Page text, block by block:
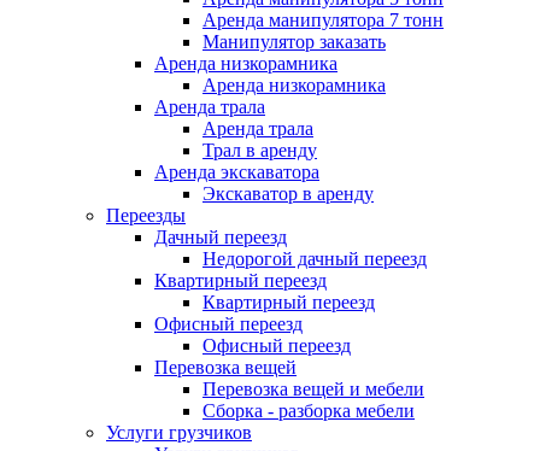
Аренда манипулятора 7 тонн
Манипулятор заказать
Аренда низкорамника
Аренда низкорамника
Аренда трала
Аренда трала
Трал в аренду
Аренда экскаватора
Экскаватор в аренду
Переезды
Дачный переезд
Недорогой дачный переезд
Квартирный переезд
Квартирный переезд
Офисный переезд
Офисный переезд
Перевозка вещей
Перевозка вещей и мебели
Сборка - разборка мебели
Услуги грузчиков